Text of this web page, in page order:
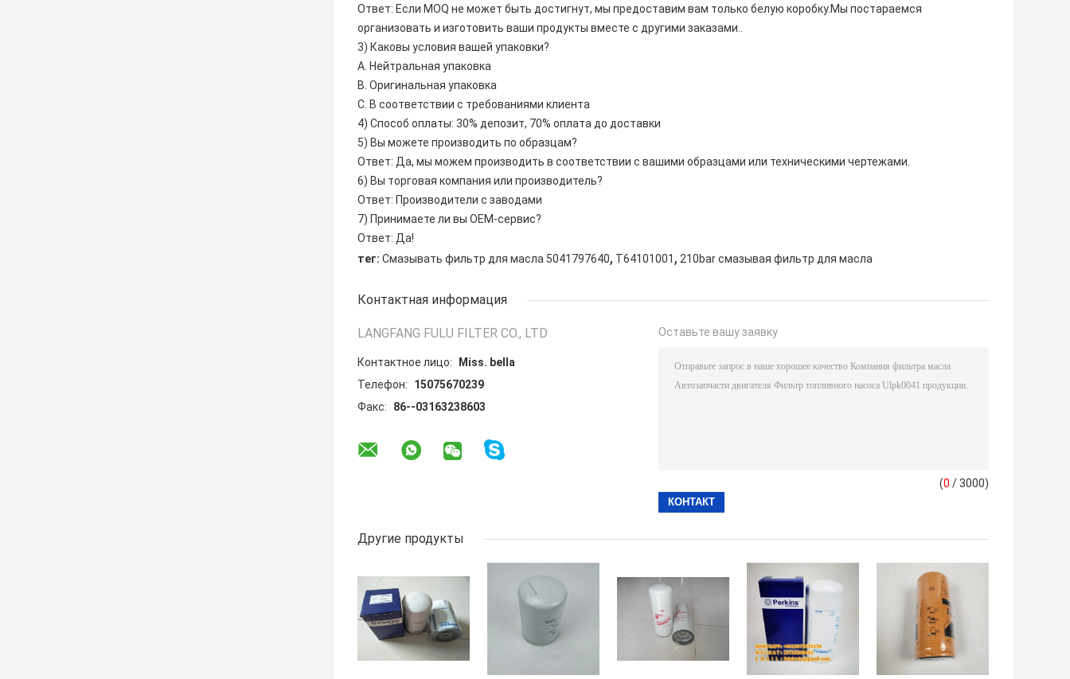
Ответ: Если MOQ не может быть достигнут, мы предоставим вам только белую коробку.Мы постараемся
организовать и изготовить ваши продукты вместе с другими заказами..
3) Каковы условия вашей упаковки?
А. Нейтральная упаковка
B. Оригинальная упаковка
C. В соответствии с требованиями клиента
4) Способ оплаты: 30% депозит, 70% оплата до доставки
5) Вы можете производить по образцам?
Ответ: Да, мы можем производить в соответствии с вашими образцами или техническими чертежами.
6) Вы торговая компания или производитель?
Ответ: Производители с заводами
7) Принимаете ли вы OEM-сервис?
Ответ: Да!
тег: Смазывать фильтр для масла 5041797640, T64101001 , 210bar смазывая фильтр для масла
Контактная информация
LANGFANG FULU FILTER CO., LTD
Контактное лицо:
Miss. bella
Телефон:
15075670239
Факс:
86--03163238603
Оставьте вашу заявку
(0 / 3000)
Другие продукты